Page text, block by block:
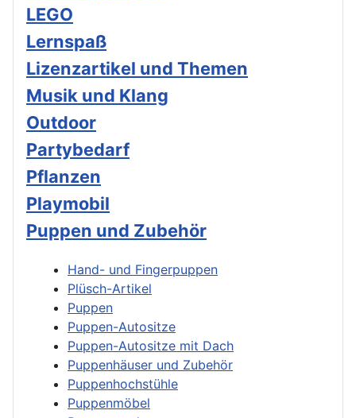
LEGO
Lernspaß
Lizenzartikel und Themen
Musik und Klang
Outdoor
Partybedarf
Pflanzen
Playmobil
Puppen und Zubehör
Hand- und Fingerpuppen
Plüsch-Artikel
Puppen
Puppen-Autositze
Puppen-Autositze mit Dach
Puppenhäuser und Zubehör
Puppenhochstühle
Puppenmöbel